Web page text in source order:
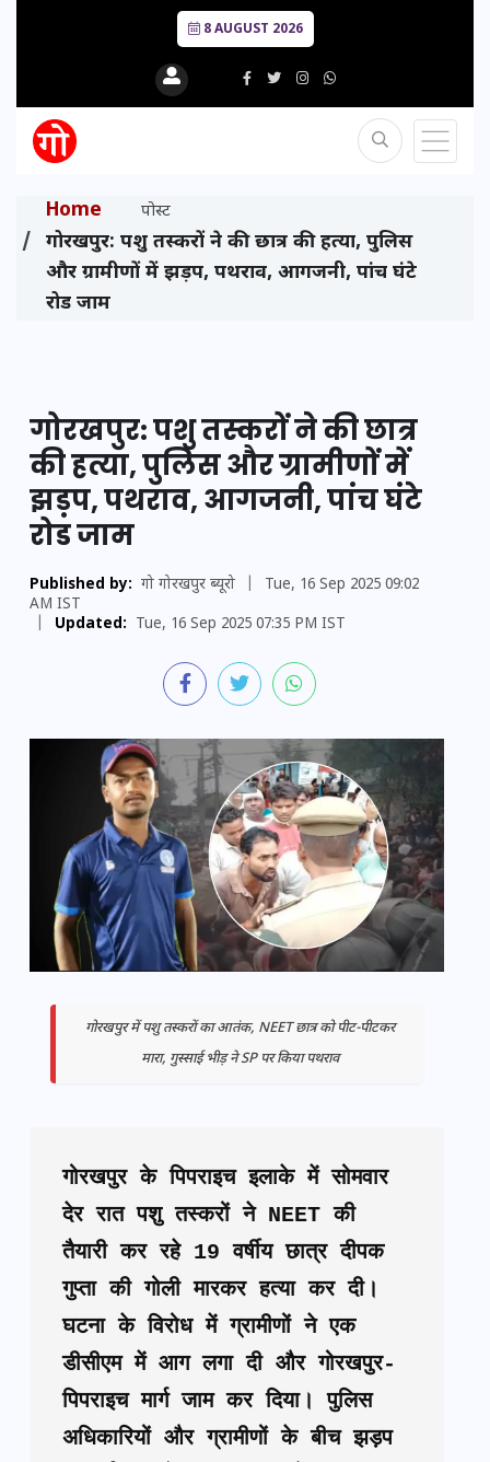
8 AUGUST 2026
Home पोस्ट
गोरखपुर: पशु तस्करों ने की छात्र की हत्या, पुलिस
और ग्रामीणों में झड़प, पथराव, आगजनी, पांच घंटे
रोड जाम
गोरखपुर: पशु तस्करों ने की छात्र
की हत्या, पुलिस और ग्रामीणों में
झड़प, पथराव, आगजनी, पांच घंटे
रोड जाम
Published by: गो गोरखपुर ब्यूरो
Tue, 16 Sep 2025 09:02
AM IST
Updated: Tue, 16 Sep 2025 07:35 PM IST
गोरखपुर में पशु तस्करों का आतंक, NEET छात्र को पीट-पीटकर
मारा, गुस्साई भीड़ ने SP पर किया पथराव
गोरखपुर के पिपराइच इलाके में सोमवार
देर रात पशु तस्करों ने NEET की
तैयारी कर रहे 19 वर्षीय छात्र दीपक
गुप्ता की गोली मारकर हत्या कर दी।
घटना के विरोध में ग्रामीणों ने एक
डीसीएम में आग लगा दी और गोरखपुर-
पिपराइच मार्ग जाम कर दिया। पुलिस
अधिकारियों और ग्रामीणों के बीच झड़प